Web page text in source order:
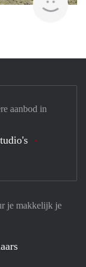
je makkelijk je
aanbod in